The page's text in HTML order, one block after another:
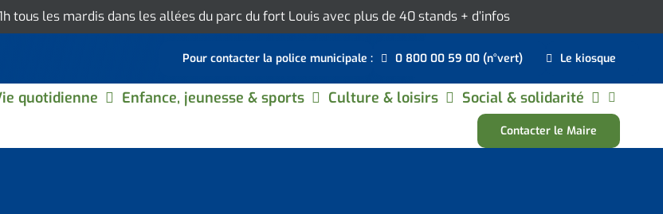
tous les mardis dans les allées du parc du fort Louis avec plus de 40 stands + d’infos
Pour contacter la police municipale : 0 800 00 59 00 (n°vert) Le kiosque
quotidienne Enfance, jeunesse & sports Culture & loisirs Social & solidarité
Contacter le Maire